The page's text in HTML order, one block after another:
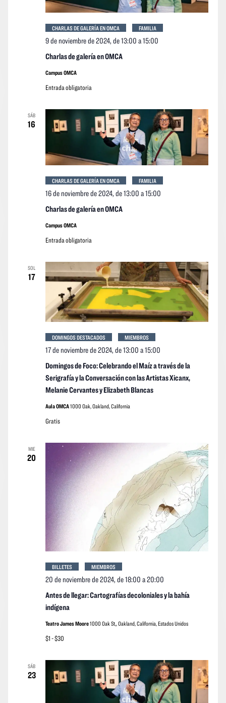
Charlas de galería en OMCA
9 de noviembre de 2024, de 13:00 a15:00
CHARLAS DE GALERÍA EN OMCA FAMILIA
Campus OMCA
Entrada obligatoria
SÁB
16
Charlas de galería en OMCA
16 de noviembre de 2024, de 13:00 a15:00
CHARLAS DE GALERÍA EN OMCA FAMILIA
Campus OMCA
Entrada obligatoria
SOL
17
Domingos de Foco: Celebrando el Maíz a través de la
Serigrafía y la Conversación con las Artistas Xicanx,
Melanie Cervantes y Elizabeth Blancas
17 de noviembre de 2024, de 13:00 a15:00
DOMINGOS DESTACADOS MIEMBROS
Aula OMCA1000 Oak, Oakland, California
Gratis
MIE
20
Antes de llegar: Cartografías decoloniales y la bahía
indígena
20 de noviembre de 2024, de 18:00 a20:00
BILLETES MIEMBROS
Teatro James Moore1000 Oak St,, Oakland, California, Estados Unidos
$1 - $30
SÁB
23